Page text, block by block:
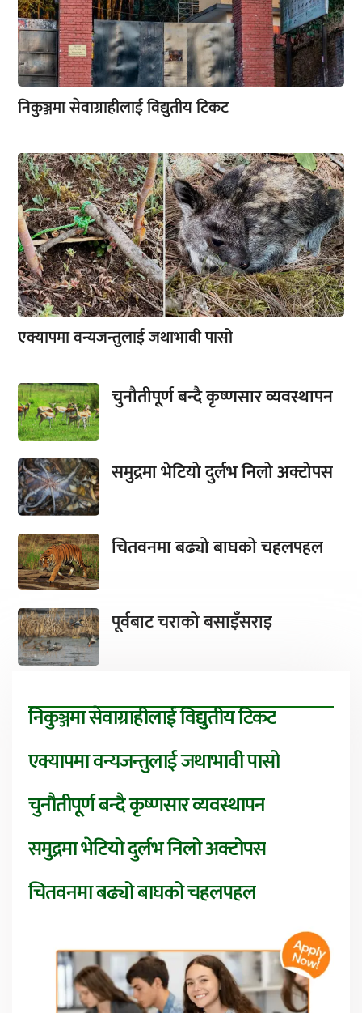
निकुञ्जमा सेवाग्राहीलाई विद्युतीय टिकट
एक्यापमा वन्यजन्तुलाई जथाभावी पासो
चुनौतीपूर्ण बन्दै कृष्णसार व्यवस्थापन
समुद्रमा भेटियो दुर्लभ निलो अक्टोपस
चितवनमा बढ्यो बाघको चहलपहल
पूर्वबाट चराको बसाइँसराइ
निकुञ्जमा सेवाग्राहीलाई विद्युतीय टिकट
एक्यापमा वन्यजन्तुलाई जथाभावी पासो
चुनौतीपूर्ण बन्दै कृष्णसार व्यवस्थापन
समुद्रमा भेटियो दुर्लभ निलो अक्टोपस
चितवनमा बढ्यो बाघको चहलपहल